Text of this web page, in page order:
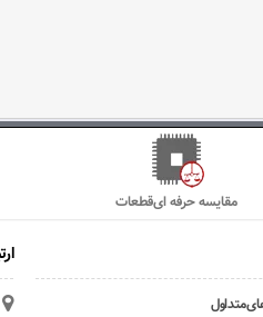
مقایسه حرفه ای‌قطعات